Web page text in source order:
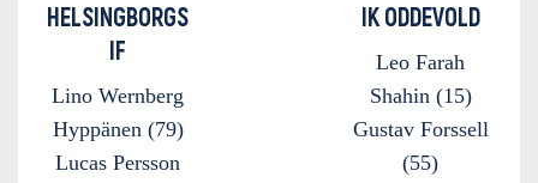
HELSINGBORGS
IF
Lino Wernberg
Hyppänen (79)
Lucas Persson
IK ODDEVOLD
Leo Farah
Shahin (15)
Gustav Forssell
(55)